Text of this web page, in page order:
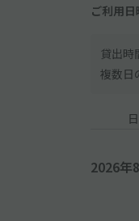
ご利用
貸出時
複数日
日
2026年